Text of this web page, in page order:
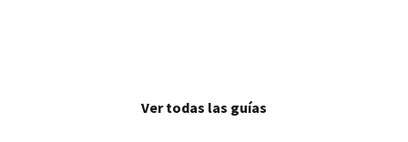
Ver todas las guías